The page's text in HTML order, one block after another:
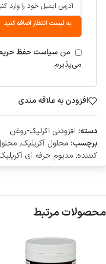
به لیست انتظار اضافه کنید
من سیاست حفظ
می‌پذیرم.
افزودن به علاقه مندی
دسته: افزودنی اکرلیک-روغن
برچسب: محلول آکریلیک,
کنننده, مدیوم حرفه ای
محصولات مرتبط